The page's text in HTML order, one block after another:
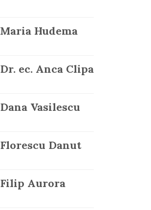
Maria Hudema
Dr. ec. Anca Clipa
Dana Vasilescu
Florescu Danut
Filip Aurora